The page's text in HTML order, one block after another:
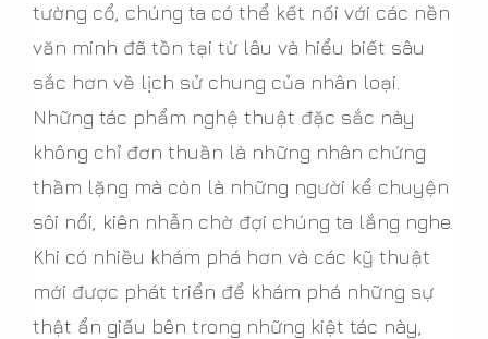
tường cổ, chúng ta có thể kết nối với các nền
văn minh đã tồn tại từ lâu và hiểu biết sâu
sắc hơn về lịch sử chung của nhân loại.
Những tác phẩm nghệ thuật đặc sắc này
không chỉ đơn thuần là những nhân chứng
thầm lặng mà còn là những người kể chuyện
sôi nổi, kiên nhẫn chờ đợi chúng ta lắng nghe.
Khi có nhiều khám phá hơn và các kỹ thuật
mới được phát triển để khám phá những sự
thật ẩn giấu bên trong những kiệt tác này,